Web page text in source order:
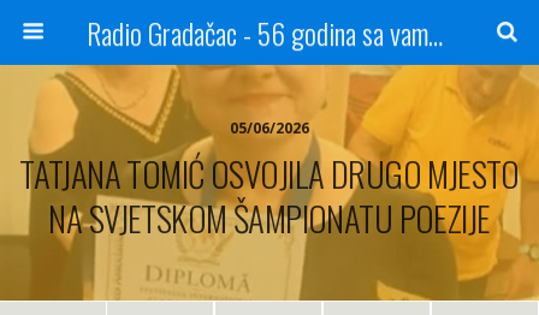
Radio Gradačac - 56 godina sa vama...
05/06/2026
TATJANA TOMIĆ OSVOJILA DRUGO MJESTO
NA SVJETSKOM ŠAMPIONATU POEZIJE